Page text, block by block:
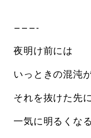
———-
夜明け前には
いっときの混沌
それを抜けた先
一気に明るくなる